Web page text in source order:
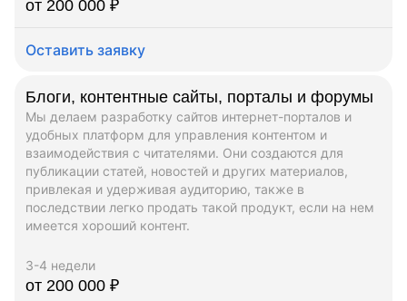
от 200 000 ₽
Оставить заявку
Блоги, контентные сайты, порталы и форумы
Мы делаем разработку сайтов интернет-порталов и
удобных платформ для управления контентом и
взаимодействия с читателями. Они создаются для
публикации статей, новостей и других материалов,
привлекая и удерживая аудиторию, также в
последствии легко продать такой продукт, если на нем
имеется хороший контент.
3-4 недели
от 200 000 ₽